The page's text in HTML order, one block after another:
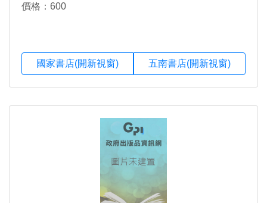
價格：600
國家書店(開新視窗) 五南書店(開新視窗)